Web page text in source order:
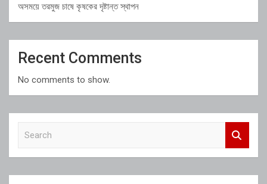
অসময়ে তরমুজ চাষে কৃষকের দৃষ্টান্ত স্থাপন
Recent Comments
No comments to show.
c